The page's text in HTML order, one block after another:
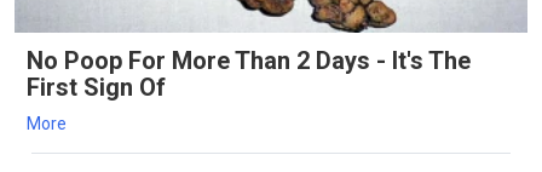
No Poop For More Than 2 Days - It's The
First Sign Of
More